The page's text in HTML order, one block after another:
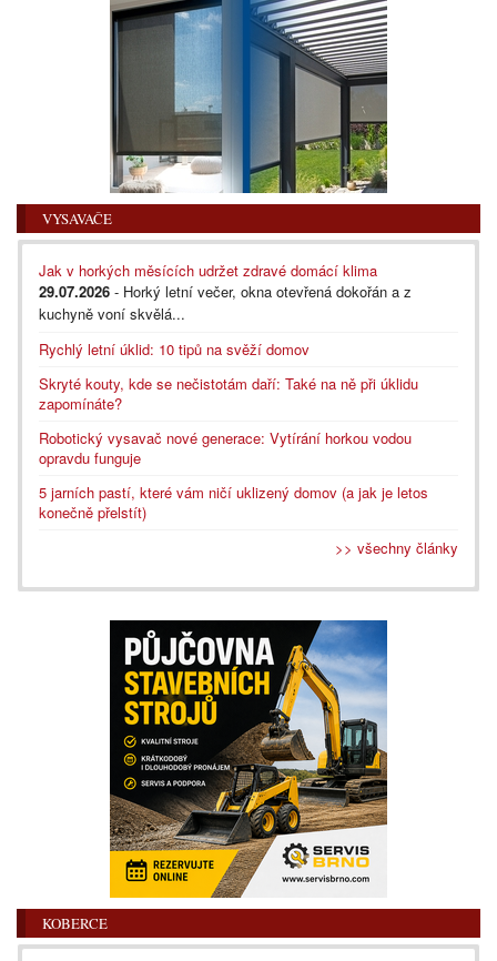
VYSAVAČE
Jak v horkých měsících udržet zdravé domácí klima
29.07.2026 - Horký letní večer, okna otevřená dokořán a z
kuchyně voní skvělá...
Rychlý letní úklid: 10 tipů na svěží domov
Skryté kouty, kde se nečistotám daří: Také na ně při úklidu
zapomínáte?
Robotický vysavač nové generace: Vytírání horkou vodou
opravdu funguje
5 jarních pastí, které vám ničí uklizený domov (a jak je letos
konečně přelstít)
>> všechny články
KOBERCE